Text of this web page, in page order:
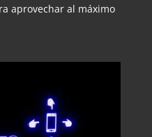
aprovechar al máximo